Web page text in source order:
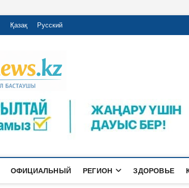
Қазақ Русский
ОФИЦИАЛЬНЫЙ РЕГИОН ЗДОРОВЬЕ